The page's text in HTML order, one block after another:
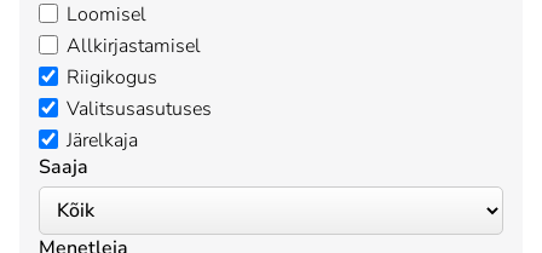
Loomisel
Allkirjastamisel
Riigikogus
Valitsusasutuses
Järelkaja
Saaja